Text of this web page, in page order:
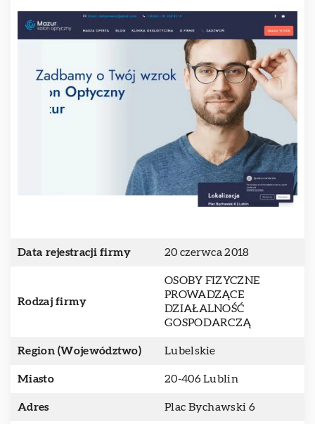
Data rejestracji firmy 20 czerwca 2018
Rodzaj firmy
OSOBY FIZYCZNE
PROWADZĄCE
DZIAŁALNOŚĆ
GOSPODARCZĄ
Region (Województwo) Lubelskie
Miasto 20-406 Lublin
Adres Plac Bychawski 6